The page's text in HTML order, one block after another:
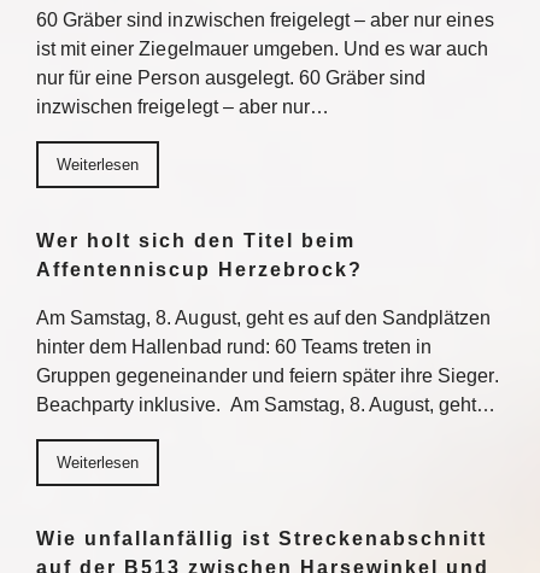
60 Gräber sind inzwischen freigelegt – aber nur eines
ist mit einer Ziegelmauer umgeben. Und es war auch
nur für eine Person ausgelegt. 60 Gräber sind
inzwischen freigelegt – aber nur…
Weiterlesen
Wer holt sich den Titel beim
Affentenniscup Herzebrock?
Am Samstag, 8. August, geht es auf den Sandplätzen
hinter dem Hallenbad rund: 60 Teams treten in
Gruppen gegeneinander und feiern später ihre Sieger.
Beachparty inklusive. Am Samstag, 8. August, geht…
Weiterlesen
Wie unfallanfällig ist Streckenabschnitt
auf der B513 zwischen Harsewinkel und